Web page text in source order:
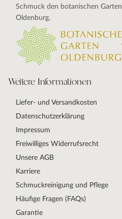
Schmuck den botanischen Garten
Oldenburg.
Weitere Informationen
Liefer- und Versandkosten
Datenschutzerklärung
Impressum
Freiwilliges Widerrufsrecht
Unsere AGB
Karriere
Schmuckreinigung und Pflege
Häufige Fragen (FAQs)
Garantie